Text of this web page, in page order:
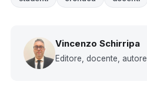
Vincenzo Schirripa
Editore, docente, autore